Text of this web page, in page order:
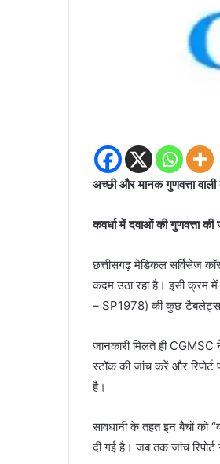
अच्छी और मानक गुणवत्ता
कवर्धा में दवाओं की गुणवत्ता
छत्तीसगढ़ मेडिकल सर्विसेज
कदम उठा रहा है। इसी क्रम
– SP1978) की कुछ टैबलेट्स
जानकारी मिलते ही CGMSC
स्टॉक की जांच करें और
है।
सावधानी के तहत इन बैचों को
दी गई है। जब तक जांच